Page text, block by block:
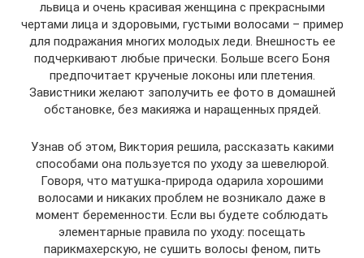
львица и очень красивая женщина с прекрасными
чертами лица и здоровыми, густыми волосами – пример
для подражания многих молодых леди. Внешность ее
подчеркивают любые прически. Больше всего Боня
предпочитает крученые локоны или плетения.
Завистники желают заполучить ее фото в домашней
обстановке, без макияжа и наращенных прядей.
Узнав об этом, Виктория решила, рассказать какими
способами она пользуется по уходу за шевелюрой.
Говоря, что матушка-природа одарила хорошими
волосами и никаких проблем не возникало даже в
момент беременности. Если вы будете соблюдать
элементарные правила по уходу: посещать
парикмахерскую, не сушить волосы феном, пить